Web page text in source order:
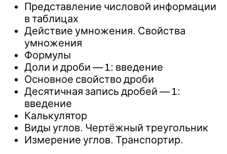
Представление числовой информации
в таблицах
Действие умножения. Свойства
умножения
Формулы
Доли и дроби — 1: введение
Основное свойство дроби
Десятичная запись дробей — 1:
введение
Калькулятор
Виды углов. Чертёжный треугольник
Измерение углов. Транспортир.